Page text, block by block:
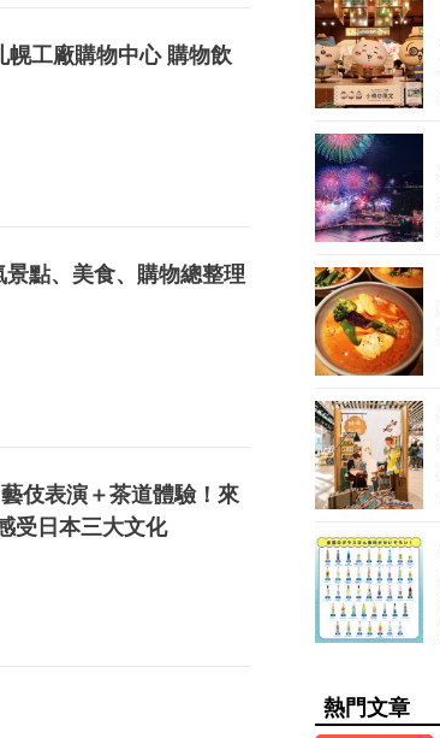
幌工廠購物中心 購物飲
景點、美食、購物總整理
伎表演＋茶道體驗！來
受日本三大文化
熱門文章